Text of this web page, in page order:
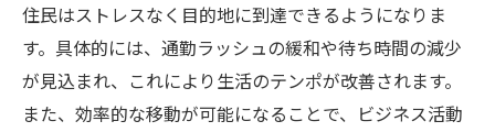
住民はストレスなく目的地に到達できるようになりま
す。具体的には、通勤ラッシュの緩和や待ち時間の減少
が見込まれ、これにより生活のテンポが改善されます。
また、効率的な移動が可能になることで、ビジネス活動